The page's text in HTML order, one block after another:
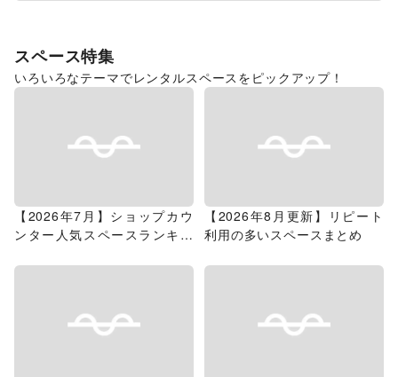
スペース特集
いろいろなテーマでレンタルスペースをピックアップ！
【2026年7月】ショップカウ
ンター人気スペースランキン
【2026年8月更新】リピート
利用の多いスペースまとめ